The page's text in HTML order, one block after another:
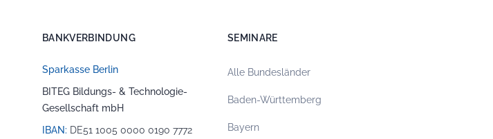
BANKVERBINDUNG
Sparkasse Berlin
BITEG Bildungs- & Technologie-
Gesellschaft mbH
IBAN: DE51 1005 0000 0190 7772
SEMINARE
Alle Bundesländer
Baden-Württemberg
Bayern